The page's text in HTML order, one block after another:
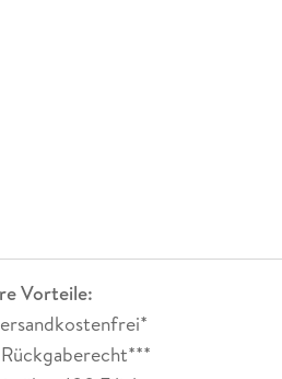
Vorteile: